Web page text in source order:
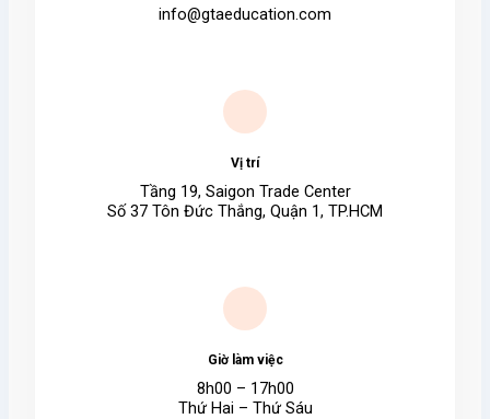
info@gtaeducation.com
Vị trí​
Tầng 19, Saigon Trade Center
Số 37 Tôn Đức Thắng, Quận 1, TP.HCM
Giờ làm việc​
8h00 – 17h00
Thứ Hai – Thứ Sáu